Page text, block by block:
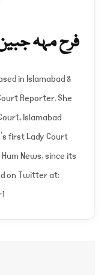
فرح مہہ
in Islamabad &
Reporter. She
Islamabad
first Lady Court
News, since its
on Twitter at: